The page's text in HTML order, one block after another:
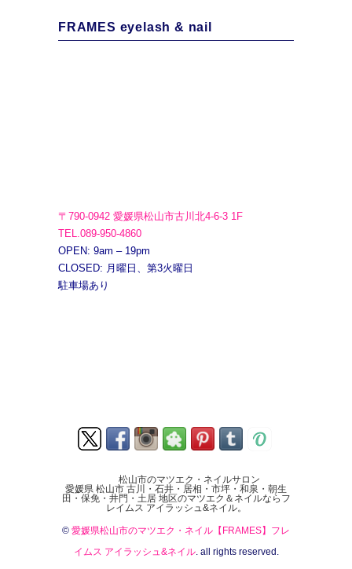
FRAMES eyelash & nail
〒790-0942 愛媛県松山市古川北4-6-3 1F
TEL.089-950-4860
OPEN: 9am – 19pm
CLOSED: 月曜日、第3火曜日
駐車場あり
松山市のマツエク・ネイルサロン
愛媛県 松山市 古川・石井・居相・市坪・和泉・朝生
田・保免・井門・土居 地区のマツエク＆ネイルならフ
レイムス アイラッシュ&ネイル。
© 愛媛県松山市のマツエク・ネイル【FRAMES】フレ
イムス アイラッシュ&ネイル. all rights reserved.